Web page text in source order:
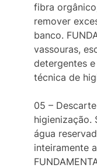
fibra
remover
banco.
vassouras,
detergentes
técnica de
05 –
higienização.
água
inteiramente